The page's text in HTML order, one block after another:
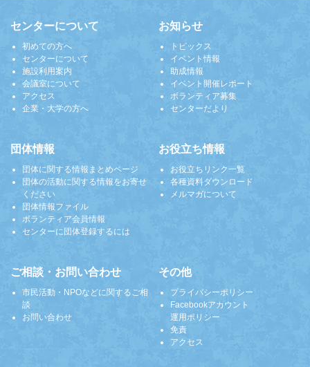
センターについて
初めての方へ
センターについて
施設利用案内
会議室について
アクセス
企業・大学の方へ
お知らせ
トピックス
イベント情報
助成情報
イベント開催レポート
ボランティア募集
センターだより
団体情報
団体に関する情報まとめページ
団体の活動に関する情報をお寄せ
ください
団体情報ファイル
ボランティア会員情報
センターに団体登録するには
お役立ち情報
お役立ちリンク一覧
各種資料ダウンロード
メルマガについて
ご相談・お問い合わせ
市民活動・NPOなどに関するご相
談
お問い合わせ
その他
プライバシーポリシー
Facebookアカウント
運用ポリシー
免責
アクセス